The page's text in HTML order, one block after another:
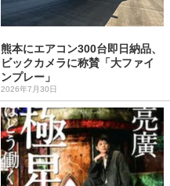
熊本にエアコン300台即日納品、
ビックカメラに称賛「大ファイ
ンプレー」
2026年7月30日